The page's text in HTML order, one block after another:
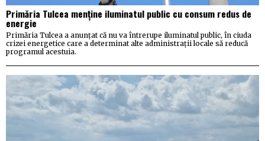
Primăria Tulcea menține iluminatul public cu consum redus de
energie
Primăria Tulcea a anunțat că nu va întrerupe iluminatul public, în ciuda
crizei energetice care a determinat alte administrații locale să reducă
programul acestuia.